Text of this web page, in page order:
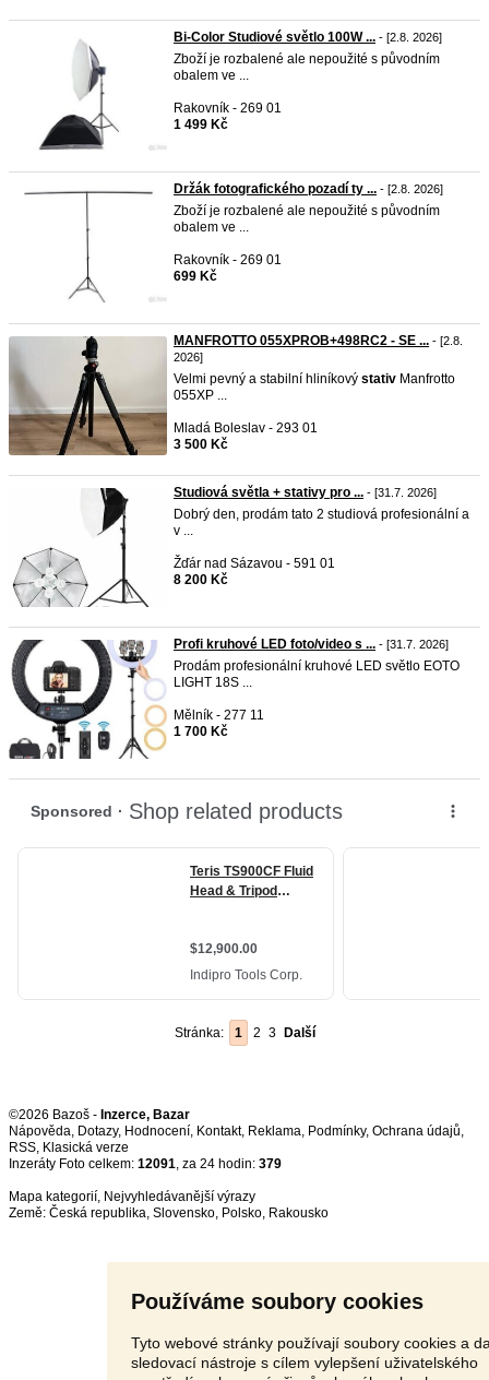
Používáme soubory cookies
Tyto webové stránky používají soubory cookies a
sledovací nástroje s cílem vylepšení uživatelského
Bi-Color Studiové světlo 100W ... - [2.8. 2026]
Zboží je rozbalené ale nepoužité s původním
obalem ve ...
Rakovník - 269 01
1 499 Kč
Držák fotografického pozadí ty ... - [2.8. 2026]
Zboží je rozbalené ale nepoužité s původním
obalem ve ...
Rakovník - 269 01
699 Kč
MANFROTTO 055XPROB+498RC2 - SE ... - [2.8.
2026]
Velmi pevný a stabilní hliníkový stativ Manfrotto
055XP ...
Mladá Boleslav - 293 01
3 500 Kč
Studiová světla + stativy pro ... - [31.7. 2026]
Dobrý den, prodám tato 2 studiová profesionální a
v ...
Žďár nad Sázavou - 591 01
8 200 Kč
Profi kruhové LED foto/video s ... - [31.7. 2026]
Prodám profesionální kruhové LED světlo EOTO
LIGHT 18S ...
Mělník - 277 11
1 700 Kč
Stránka: 1 2 3 Další
©2026 Bazoš - Inzerce, Bazar
Nápověda, Dotazy, Hodnocení, Kontakt, Reklama, Podmínky, Ochrana údajů,
RSS,
Inzeráty Foto celkem: 12091, za 24 hodin: 379
Mapa kategorií, Nejvyhledávanější výrazy
Země: Česká republika, Slovensko, Polsko, Rakousko